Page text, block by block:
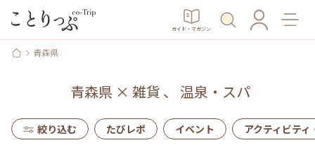
ガイド・マガジン
青森県
青森県 × 雑貨 、 温泉・スパ
絞り込む たびレポ イベント アクティビティ